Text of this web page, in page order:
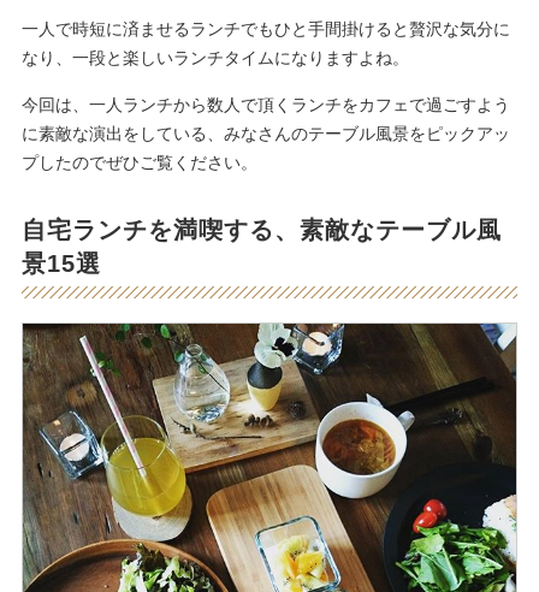
一人で時短に済ませるランチでもひと手間掛けると贅沢な気分に
なり、一段と楽しいランチタイムになりますよね。
今回は、一人ランチから数人で頂くランチをカフェで過ごすよう
に素敵な演出をしている、みなさんのテーブル風景をピックアッ
プしたのでぜひご覧ください。
自宅ランチを満喫する、素敵なテーブル風
景15選